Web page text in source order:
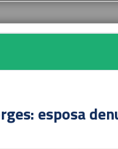
esposa